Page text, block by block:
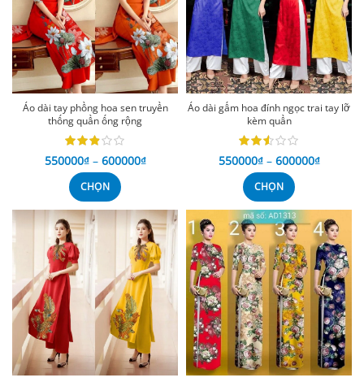
Áo dài tay phồng hoa sen truyền
thống quần ống rộng
550000₫ – 600000₫
CHỌN
Áo dài gấm hoa đính ngọc trai tay lỡ
kèm quần
550000₫ – 600000₫
CHỌN